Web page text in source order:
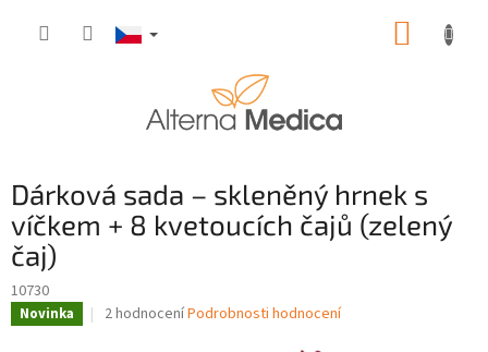
Dárková sada – skleněný hrnek s
víčkem + 8 kvetoucích čajů (zelený
čaj)
10730
Novinka
Průměrné
2 hodnoceníPodrobnosti hodnocení